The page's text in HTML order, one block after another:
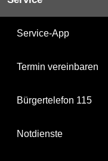
Service-App
Termin vereinbaren
Bürgertelefon 115
Notdienste